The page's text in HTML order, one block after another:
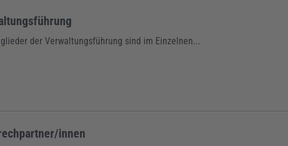
der Verwaltungsführung sind im Einzelnen...
innen